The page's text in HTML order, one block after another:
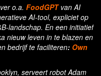
o.a. FoodGPTvan AI
AI-tool, expliciet op
landschap. En een initiatief
nieuw leven in te blazen en
bedrijf te faciliteren: Own
serveert robot Adam